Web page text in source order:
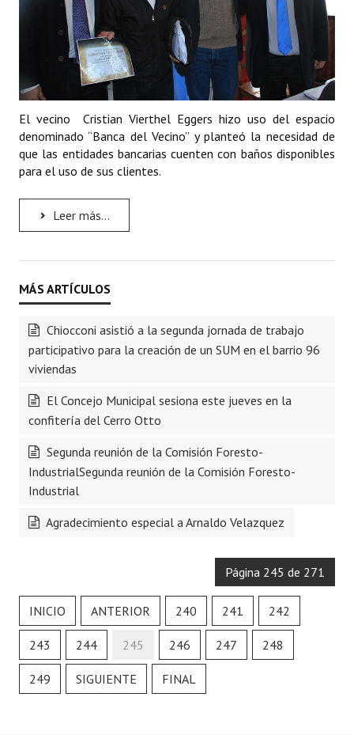
El vecino Cristian Vierthel Eggers hizo uso del espacio
denominado “Banca del Vecino” y planteó la necesidad de
que las entidades bancarias cuenten con baños disponibles
para el uso de sus clientes.
Leer más...
Chiocconi asistió a la segunda jornada de trabajo
participativo para la creación de un SUM en el barrio 96
viviendas
El Concejo Municipal sesiona este jueves en la
confitería del Cerro Otto
Segunda reunión de la Comisión Foresto-
IndustrialSegunda reunión de la Comisión Foresto-
Industrial
Agradecimiento especial a Arnaldo Velazquez
Página 245 de 271
INICIO ANTERIOR 240 241 242
243 244 245 246 247 248
249 SIGUIENTE FINAL